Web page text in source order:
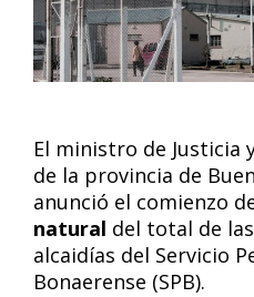
El ministro de Justicia
de la provincia de
anunció el comienzo
natural del total de
alcaidías del Servicio
Bonaerense (SPB).